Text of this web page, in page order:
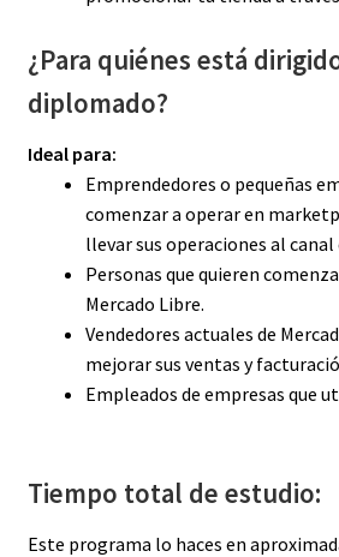
¿Para quiénes está
diplomado?
Ideal para:
Emprendedores o pequeñas
comenzar a operar en
llevar sus operaciones al
Personas que quieren
Mercado Libre.
Vendedores actuales de
mejorar sus ventas y
Empleados de empresas que
Tiempo total de estudio:
Este programa lo haces en